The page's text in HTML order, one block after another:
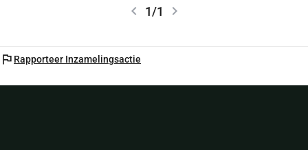
chevron_left 1/1 chevron_right
flag Rapporteer Inzamelingsactie